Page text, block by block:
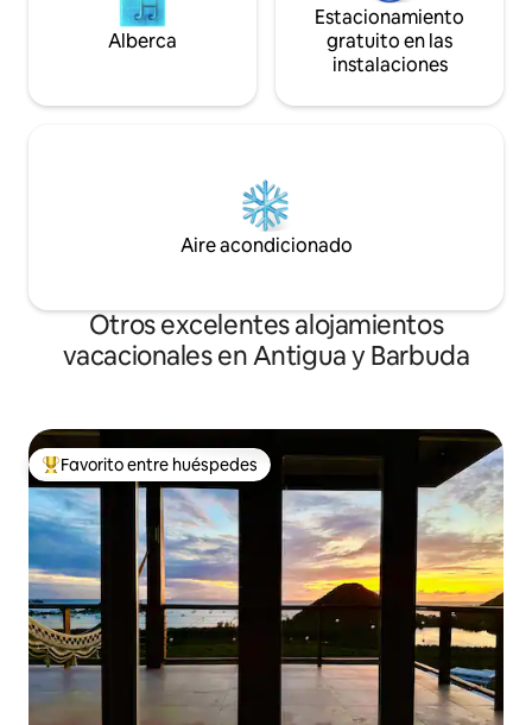
Alberca
Estacionamiento
gratuito en las
instalaciones
Aire acondicionado
Otros excelentes alojamientos
vacacionales en Antigua y Barbuda
De los mejores en Favorito entre huéspedes
Favorito entre huéspedes